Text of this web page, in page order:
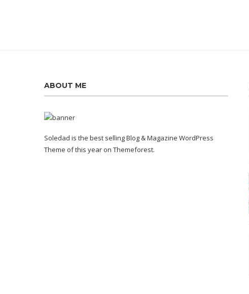
ABOUT ME
Soledad is the best selling Blog & Magazine WordPress
Theme of this year on Themeforest.